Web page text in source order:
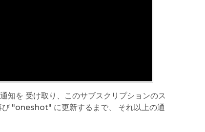
知を 受け取り、このサブスクリプションのス
び "oneshot" に更新するまで、 それ以上の通